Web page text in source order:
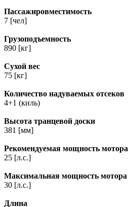
Пассажировместимость
7 [чел]
Грузоподъемность
890 [кг]
Сухой вес
75 [кг]
Количество надуваемых отсеков
4+1 (киль)
Высота транцевой доски
381 [мм]
Рекомендуемая мощность мотора
25 [л.с.]
Максимальная мощность мотора
30 [л.с.]
Длина